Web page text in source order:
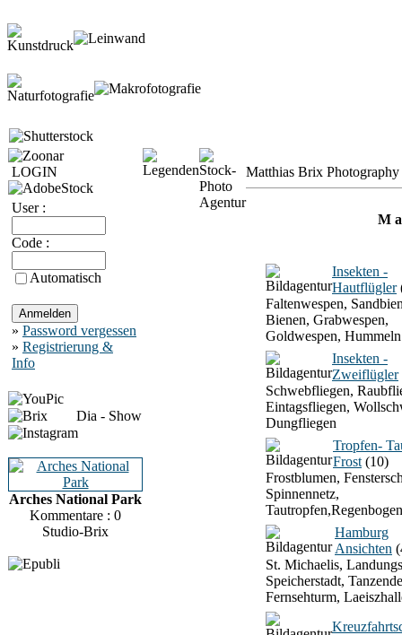
LOGIN
User :
Code :
Automatisch
» Password vergessen
» Registrierung &
Info
Dia - Show
Arches National Park
Kommentare : 0
Studio-Brix
Matthias Brix
M
Insekten -
Hautflügler
Faltenwespen,
Bienen, Grabwespen,
Goldwespen, Hummeln
Insekten -
Zweiflügler
Schwebfliegen,
Eintagsfliegen,
Dungfliegen
Tropfen-
Frost (10)
Frostblumen,
Spinnennetz,
Hamburg
Ansichten
St. Michaelis,
Speicherstadt,
Fernsehturm,